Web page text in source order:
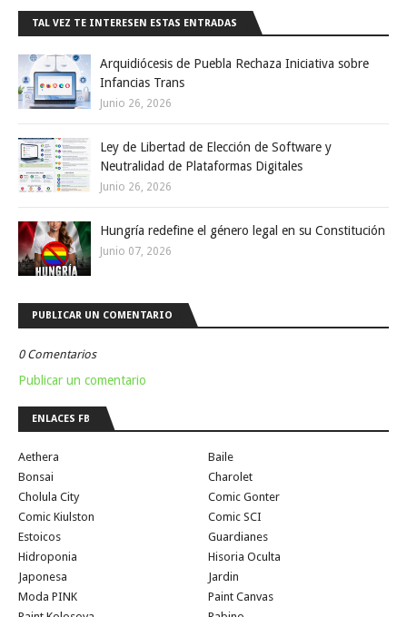
TAL VEZ TE INTERESEN ESTAS ENTRADAS
Arquidiócesis de Puebla Rechaza Iniciativa sobre
Infancias Trans
Junio 26, 2026
Ley de Libertad de Elección de Software y
Neutralidad de Plataformas Digitales
Junio 26, 2026
Hungría redefine el género legal en su Constitución
Junio 07, 2026
PUBLICAR UN COMENTARIO
0 Comentarios
Publicar un comentario
ENLACES FB
Aethera
Baile
Bonsai
Charolet
Cholula City
Comic Gonter
Comic Kiulston
Comic SCI
Estoicos
Guardianes
Hidroponia
Hisoria Oculta
Japonesa
Jardin
Moda PINK
Paint Canvas